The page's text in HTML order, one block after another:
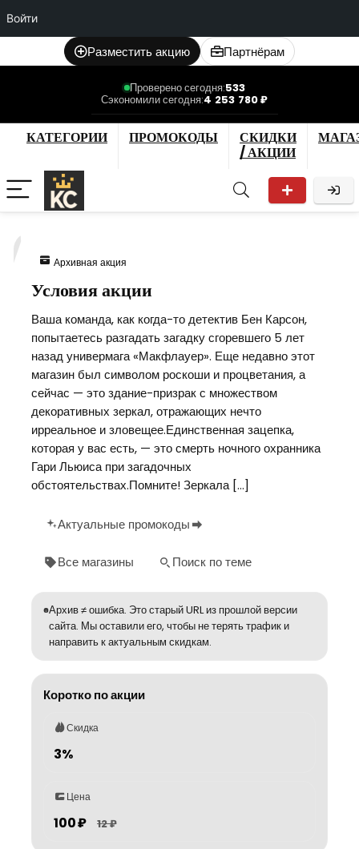
Войти
Разместить акцию Партнёрам
Проверено сегодня:533
Сэкономили сегодня:4 253 780 ₽
КАТЕГОРИИ ПРОМОКОДЫ
СКИДКИ
/ АКЦИИ
Архивная акция
Условия акции
Ваша команда, как когда-то детектив Бен Карсон,
попытаетесь разгадать загадку сгоревшего 5 лет
назад универмага «Макфлауер». Еще недавно этот
магазин был символом роскоши и процветания, а
сейчас — это здание-призрак с множеством
декоративных зеркал, отражающих нечто
ирреальное и зловещее.Единственная зацепка,
которая у вас есть, — это смерть ночного охранника
Гари Льюиса при загадочных
обстоятельствах.Помните! Зеркала […]
Актуальные промокоды
Все магазины Поиск по теме
Архив ≠ ошибка. Это старый URL из прошлой версии
сайта. Мы оставили его, чтобы не терять трафик и
направить к актуальным скидкам.
Коротко по акции
Скидка
3%
Цена
100 ₽ 12 ₽